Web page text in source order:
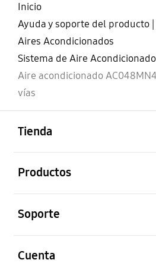
Inicio
Ayuda y soporte del producto
Aires Acondicionados
Sistema de Aire Acondicionado
Aire acondicionado
vías
Tienda
Productos
Soporte
Cuenta